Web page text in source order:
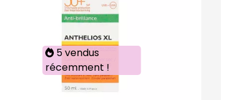
5 vendus
récemment !